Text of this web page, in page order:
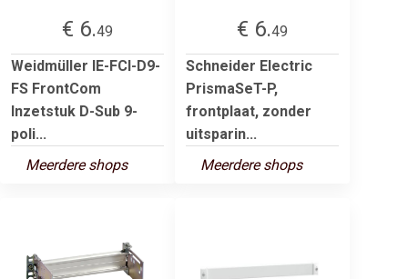
€ 6.49
Weidmüller IE-FCI-D9-
FS FrontCom
Inzetstuk D-Sub 9-
poli...
Meerdere shops
€ 6.49
Schneider Electric
PrismaSeT-P,
frontplaat, zonder
uitsparin...
Meerdere shops